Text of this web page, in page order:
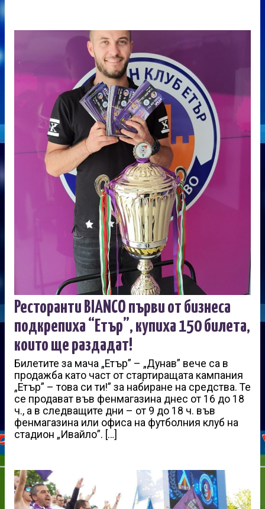
Ресторанти BIANCO първи от бизнеса
подкрепиха “Етър”, купиха 150 билета,
които ще раздадат!
Билетите за мача „Етър” – „Дунав” вече са в
продажба като част от стартиращата кампания
„Етър” – това си ти!” за набиране на средства. Те
се продават във фенмагазина днес от 16 до 18
ч., а в следващите дни – от 9 до 18 ч. във
фенмагазина или офиса на футболния клуб на
стадион „Ивайло”. […]